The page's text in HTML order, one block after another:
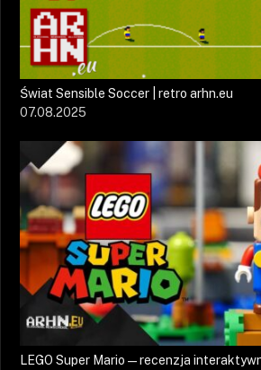
Świat Sensible Soccer | retro arhn.eu
07.08.2025
LEGO Super Mario — recenzja